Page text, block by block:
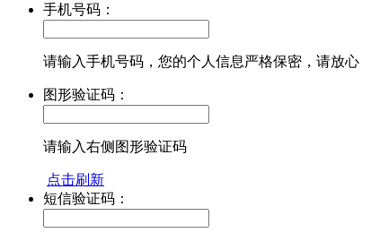
手机号码：
请输入手机号码，您的个人信息严格保密，请放心
图形验证码：
请输入右侧图形验证码
点击刷新
短信验证码：